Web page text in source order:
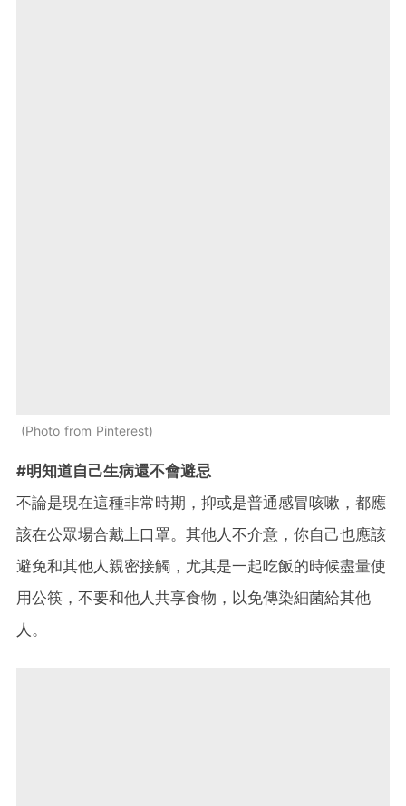
Photo from Pinterest
#明知道自己生病還不會避忌
不論是現在這種非常時期，抑或是普通感冒咳嗽，都應
該在公眾場合戴上口罩。其他人不介意，你自己也應該
避免和其他人親密接觸，尤其是一起吃飯的時候盡量使
用公筷，不要和他人共享食物，以免傳染細菌給其他
人。